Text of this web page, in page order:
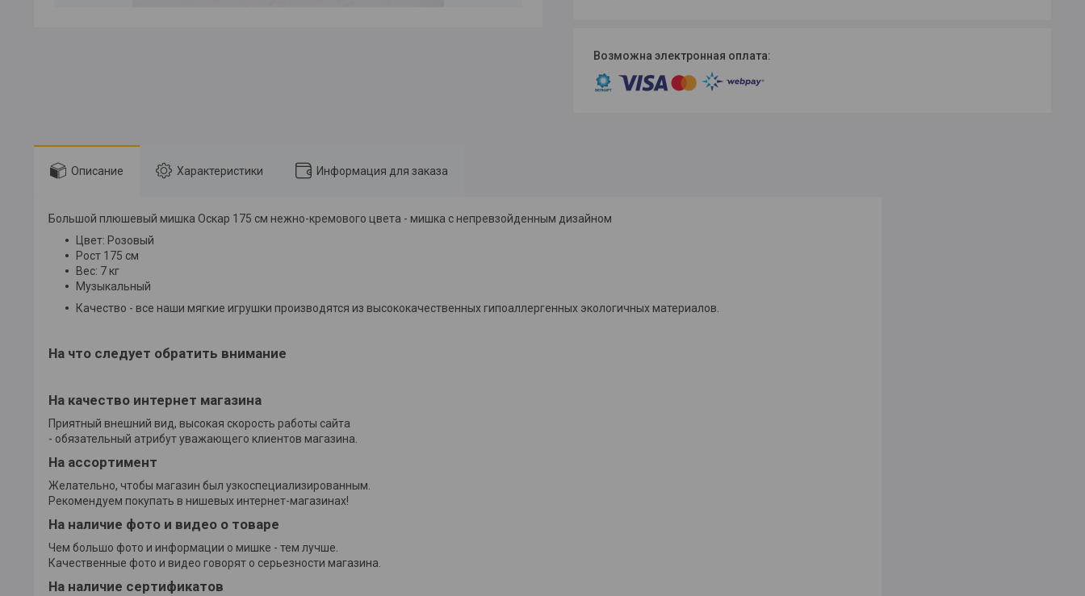
Описание Характеристики Информация для заказа
Большой плюшевый мишка Оскар 175 см нежно-кремового цвета - мишка с непревзойденным дизайном
Цвет: Розовый
Рост 175 см
Вес: 7 кг
Музыкальный
Качество - все наши мягкие игрушки производятся из высококачественных гипоаллергенных экологичных материалов.
На что следует обратить внимание
На качество интернет магазина
Приятный внешний вид, высокая скорость работы сайта
- обязательный атрибут уважающего клиентов магазина.
На ассортимент
Желательно, чтобы магазин был узкоспециализированным.
Рекомендуем покупать в нишевых интернет-магазинах!
На наличие фото и видео о товаре
Чем большо фото и информации о мишке - тем лучше.
Качественные фото и видео говорят о серьезности магазина.
На наличие сертификатов